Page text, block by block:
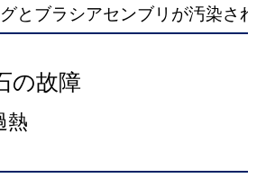
とブラシアセンブリが汚染され
の故障
熱